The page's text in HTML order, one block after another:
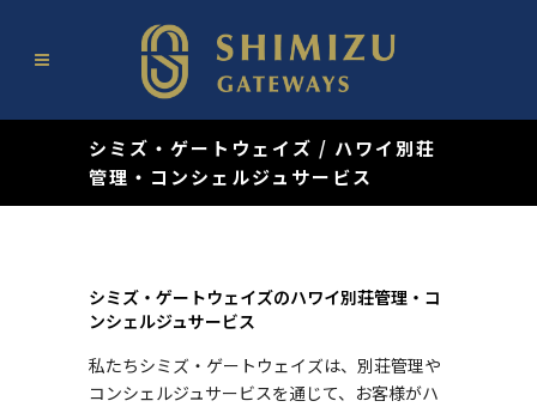
シミズ・ゲートウェイズ / ハワイ別荘
管理・コンシェルジュサービス
シミズ・ゲートウェイズのハワイ別荘管理・コ
ンシェルジュサービス
私たちシミズ・ゲートウェイズは、別荘管理や
コンシェルジュサービスを通じて、お客様がハ